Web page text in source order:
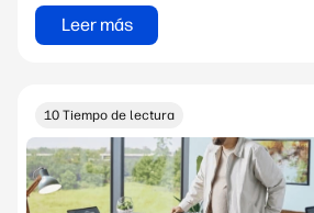
Leer más
10 Tiempo de lectura